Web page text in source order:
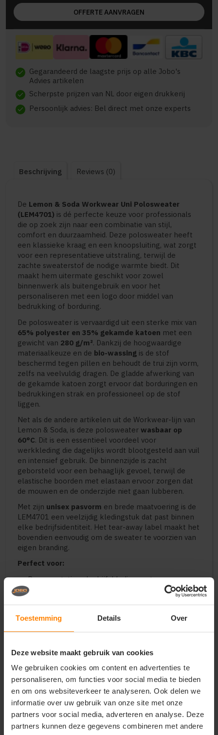
Toestemming Details Over
Deze website maakt gebruik van cookies
We gebruiken cookies om content en advertenties te
personaliseren, om functies voor social media te bieden
en om ons websiteverkeer te analyseren. Ook delen we
informatie over uw gebruik van onze site met onze
partners voor social media, adverteren en analyse. Deze
partners kunnen deze gegevens combineren met andere
OFFERTE AANVRAGEN
check Gegarandeerd de laagste prijs op alle Jobo's
Advies artikelen
check Scherpste prijzen van NL door eigen drukkerij
check Persoonlijk advies: Bel direct met onze experts
Beschrijving Reviews (0)
De Lemon & Soda Workwear Uni Polosweater
(LEM4701) is dé perfecte keuze voor professionals
die op zoek zijn naar een combinatie van stijl,
comfort en duurzaamheid. Deze polosweater heeft
een klassieke kraag en een knoopsluiting, wat zorgt
voor een representatieve uitstraling, terwijl de
zachte sweaterstof de nodige warmte biedt. Dit
maakt hem uitermate geschikt voor zowel
binnenwerk als buitengebruik en voor het
personaliseren met een logo door middel van
bedrukking of borduring.
De polosweater is vervaardigd uit een sterke mix van
65% polyester en 35% gekamde katoen met een
gewicht van 280 g/m². Dankzij de hoogwaardige
materiaalkeuze en de bio-wassing is de stof
beschermd tegen pillen en behoudt de trui zijn vorm,
zelfs na veelvuldig dragen. De gladde afwerking van
de gekamde katoen zorgt ervoor dat borduringen en
bedrukkingen strak en professioneel op de stof
liggen.
Net als de andere artikelen uit de Workwear-lijn van
Lemon & Soda, is deze polosweater wasbaar op
60°C. Dit is een essentieel voordeel voor
werkkleding die dagelijks wordt blootgesteld aan vuil
en intensief gebruik. De binnenzijde is zacht
geborsteld voor een behaaglijk gevoel, terwijl de
elastische boorden met elastaan ervoor zorgen dat
de mouwen en de onderzijde niet gaan lubberen.
Met zijn unisex pasvorm en brede maatvoering is de
LEM4701 een veelzijdig kledingstuk dat past binnen
elke bedrijfsidentiteit. Het tear-away label maakt het
bovendien eenvoudig om de sweater te voorzien van
eigen branding.
Perfect voor:
Representatieve bedrijfskleding met een
professionele kraag
Teams die een nette maar warme outfit nodig
hebben
premium uitstraling
Belangrijkste kenmerken:
Uitstekend geschikt voor bedrukken en
borduren
Stijl:Polokraag met 3-knoops sluiting
Materiaal:65% polyester / 35% gekamde katoen
Stofgewicht:280 g/m² (zware, professionele